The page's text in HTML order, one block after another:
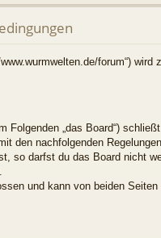
forum“)
Folgenden „das Board“)
den nachfolgenden
so darfst du das Board nicht
und kann von beiden